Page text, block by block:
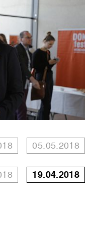
05.05.2018
19.04.2018